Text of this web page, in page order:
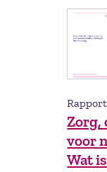
Zorg,
voor
Wat
Rapport